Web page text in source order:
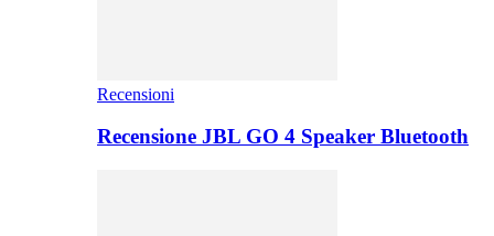
Recensioni
Recensione JBL GO 4 Speaker Bluetooth